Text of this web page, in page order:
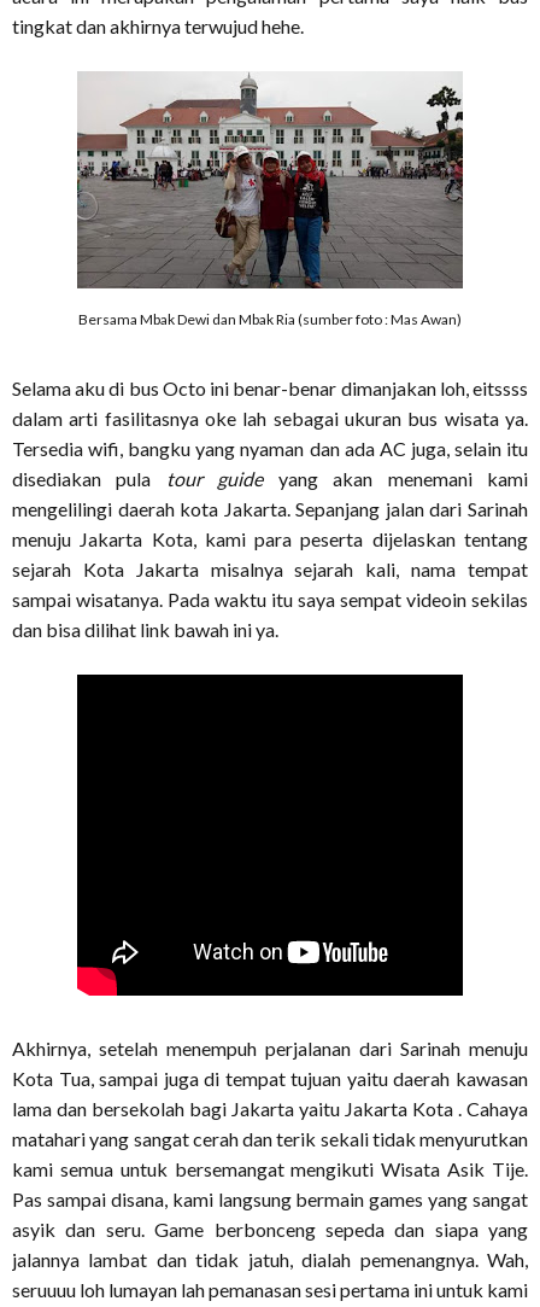
tingkat dan akhirnya terwujud hehe.
Bersama Mbak Dewi dan Mbak Ria (sumber foto : Mas Awan)
Selama aku di bus Octo ini benar-benar dimanjakan loh, eitssss
dalam arti fasilitasnya oke lah sebagai ukuran bus wisata ya.
Tersedia wifi, bangku yang nyaman dan ada AC juga, selain itu
disediakan pula
tour guideyang akan menemani kami
mengelilingi daerah kota Jakarta. Sepanjang jalan dari Sarinah
menuju Jakarta Kota, kami para peserta dijelaskan tentang
sejarah Kota Jakarta misalnya sejarah kali, nama tempat
sampai wisatanya. Pada waktu itu saya sempat videoin sekilas
dan bisa dilihat link bawah ini ya.
Akhirnya, setelah menempuh perjalanan dari Sarinah menuju
Kota Tua, sampai juga di tempat tujuan yaitu daerah kawasan
lama dan bersekolah bagi Jakarta yaitu Jakarta Kota . Cahaya
matahari yang sangat cerah dan terik sekali tidak menyurutkan
kami semua untuk bersemangat mengikuti Wisata Asik Tije.
Pas sampai disana, kami langsung bermain games yang sangat
asyik dan seru. Game berbonceng sepeda dan siapa yang
jalannya lambat dan tidak jatuh, dialah pemenangnya. Wah,
seruuuu loh lumayan lah pemanasan sesi pertama ini untuk kami